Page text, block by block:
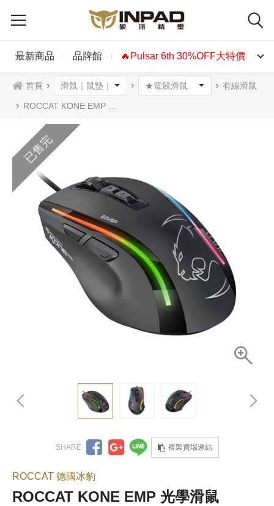
最新商品 品牌館 🔥Pulsar 6th 30%OFF大特價🔥
首頁 有線滑鼠
ROCCAT KONE EMP 光學滑鼠
已售完
複製賣場連結
ROCCAT 德國冰豹
ROCCAT KONE EMP 光學滑鼠